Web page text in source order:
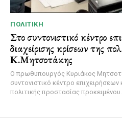
ΠΟΛΙΤΙΚΉ
Στο συντονιστικό κέντρο
διαχείρισης κρίσεων της
Κ.Μητσοτάκης
Ο πρωθυπουργός Κυριάκος
συντονιστικό κέντρο επιχειρήσεων
πολιτικής προστασίας προκειμένου...